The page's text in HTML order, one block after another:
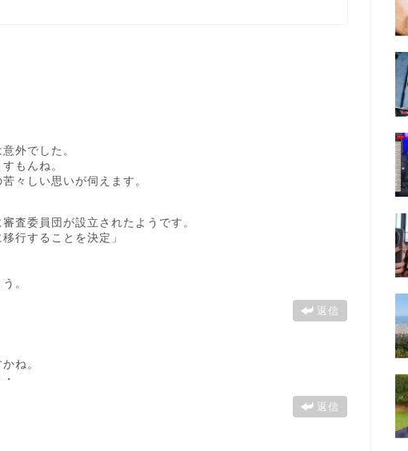
外でした。
もんね。
々しい思いが伺えます。
査委員団が設立されたようです。
行することを決定」
。
返信
ね。
返信